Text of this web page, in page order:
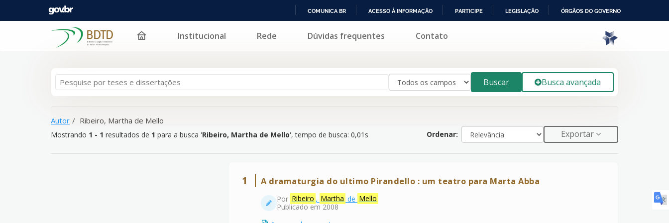
PARA
COMUNICA BR ACESSO À INFORMAÇÃO PARTICIPE LEGISLAÇÃO ÓRGÃOS DO GOVERNO
resultados de1para a busca ' Ribeiro, Martha de Mello
Pular para o conteúdo Institucional Rede Dúvidas frequentes Contato
Buscar Busca avançada
Autor Ribeiro, Martha de Mello
Mostrando 1 - 1 resultados de 1 para a busca 'Ribeiro, Martha de Mello', tempo de busca: 0,01s Ordenar: Exportar
1 A dramaturgia do ultimo Pirandello : um teatro para Marta Abba
Por Ribeiro , Martha de Mello
Publicado em 2008